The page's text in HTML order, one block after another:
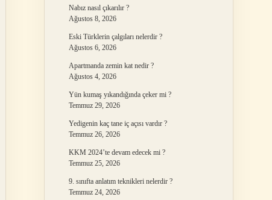
Nabız nasıl çıkarılır ?
Ağustos 8, 2026
Eski Türklerin çalgıları nelerdir ?
Ağustos 6, 2026
Apartmanda zemin kat nedir ?
Ağustos 4, 2026
Yün kumaş yıkandığında çeker mi ?
Temmuz 29, 2026
Yedigenin kaç tane iç açısı vardır ?
Temmuz 26, 2026
KKM 2024’te devam edecek mi ?
Temmuz 25, 2026
9. sınıfta anlatım teknikleri nelerdir ?
Temmuz 24, 2026